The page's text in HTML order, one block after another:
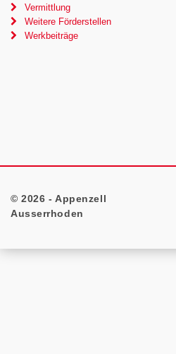
Vermittlung
Weitere Förderstellen
Werkbeiträge
Footer
© 2026 - Appenzell
Ausserrhoden